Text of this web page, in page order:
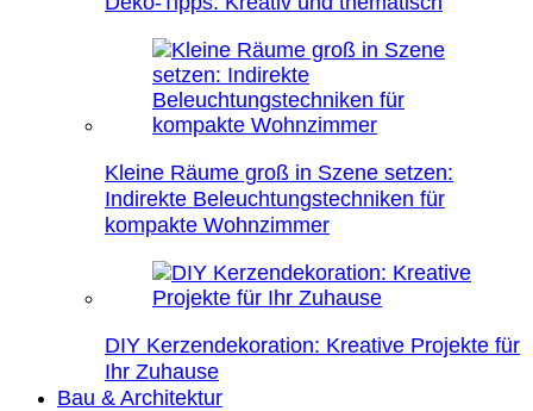
Kleine Räume groß in Szene setzen:
Indirekte Beleuchtungstechniken für
kompakte Wohnzimmer
DIY Kerzendekoration: Kreative Projekte für
Ihr Zuhause
Bau & Architektur